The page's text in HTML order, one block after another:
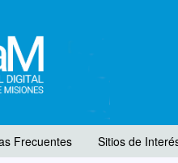
Frecuentes
Sitios de